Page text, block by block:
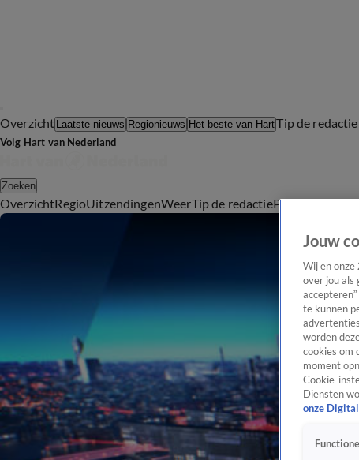
Overzicht Laatste nieuws Regionieuws Het beste van HartTip de redactie
Volg Hart van Nederland
Zoeken
OverzichtRegioUitzendingenWeerTip de redactiePanelVideo's
Jouw
Wij en onze
over jou als
te kunnen
worden
cookies om
moment
Cookie-
Diensten
onze